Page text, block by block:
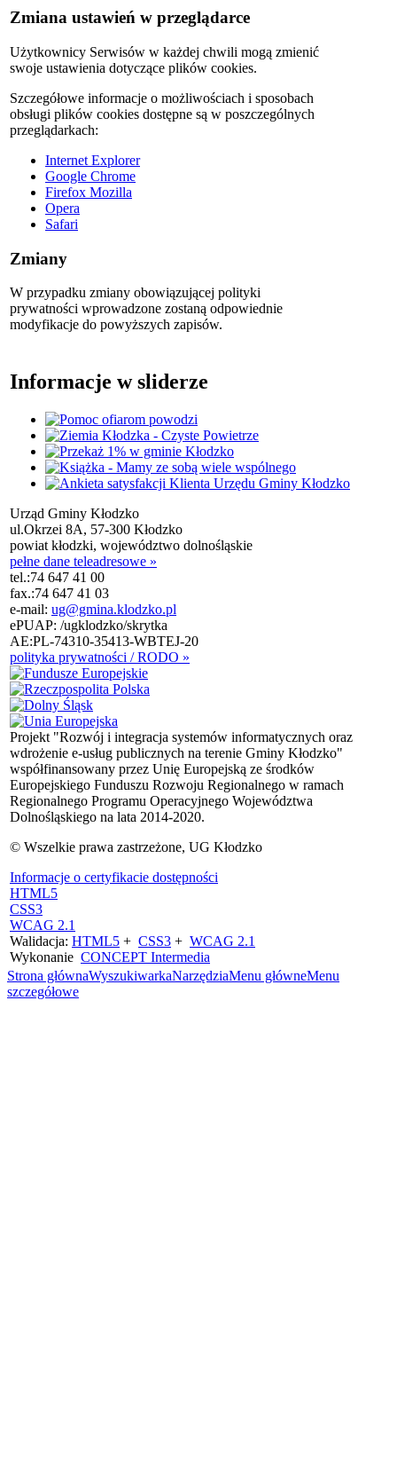
Zmiana ustawień w przeglądarce
Użytkownicy Serwisów w każdej chwili mogą zmienić
swoje ustawienia dotyczące plików cookies.
Szczegółowe informacje o możliwościach i sposobach
obsługi plików cookies dostępne są w poszczególnych
przeglądarkach:
Internet Explorer
Google Chrome
Firefox Mozilla
Opera
Safari
Zmiany
W przypadku zmiany obowiązującej polityki
prywatności wprowadzone zostaną odpowiednie
modyfikacje do powyższych zapisów.
Informacje w sliderze
Urząd Gminy Kłodzko
ul.Okrzei 8A, 57-300 Kłodzko
powiat kłodzki, województwo dolnośląskie
pełne dane teleadresowe »
tel.:74 647 41 00
fax.:74 647 41 03
e-mail: ug@gmina.klodzko.pl
ePUAP: /ugklodzko/skrytka
AE:PL-74310-35413-WBTEJ-20
polityka prywatności / RODO »
Projekt "Rozwój i integracja systemów informatycznych oraz
wdrożenie e-usług publicznych na terenie Gminy Kłodzko"
współfinansowany przez Unię Europejską ze środków
Europejskiego Funduszu Rozwoju Regionalnego w ramach
Regionalnego Programu Operacyjnego Województwa
Dolnośląskiego na lata 2014-2020.
© Wszelkie prawa zastrzeżone, UG Kłodzko
Informacje o certyfikacie dostępności
HTML5
CSS3
WCAG 2.1
Walidacja: HTML5 + CSS3 + WCAG 2.1
Wykonanie CONCEPT Intermedia
Strona głównaWyszukiwarkaNarzędziaMenu główneMenu
szczegółowe